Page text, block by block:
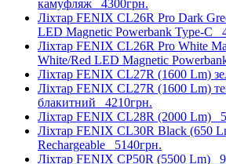
камуфляж 4300грн.
Ліхтар FENIX CL26R Pro Dark
LED Magnetic Powerbank Type-C
Ліхтар FENIX CL26R Pro White
White/Red LED Magnetic
Ліхтар FENIX CL27R (1600 Lm)
Ліхтар FENIX CL27R (1600 Lm)
блакитний 4210грн.
Ліхтар FENIX CL28R (2000 Lm)
Ліхтар FENIX CL30R Black (650
Rechargeable 5140грн.
Ліхтар FENIX CP50R (5500 Lm)